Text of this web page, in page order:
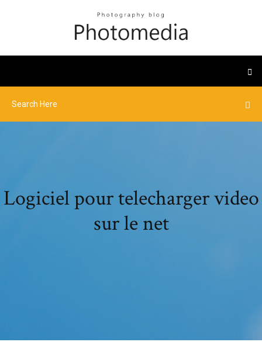
Logiciel pour telecharger video
sur le net